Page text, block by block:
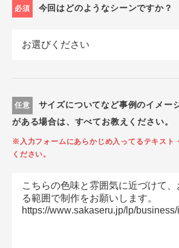
必須 今回はどのようなシーンですか？
任意
サイズについてなど事例のイメー
がある場合は、すべてお教えください。
※入力フォームにあらかじめ入ってるテキスト
ください。